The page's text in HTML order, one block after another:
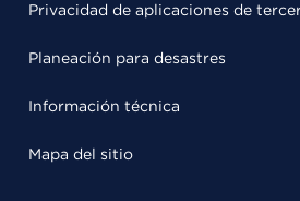
Privacidad de aplicaciones de
Planeación para desastres
Información técnica
Mapa del sitio